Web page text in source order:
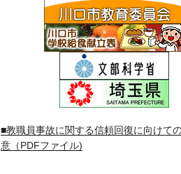
■教職員事故に関する信頼回復に向けて
意（PDFファイル)